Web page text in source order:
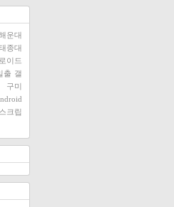
운대
종대
이드
출 갤
구미
크립